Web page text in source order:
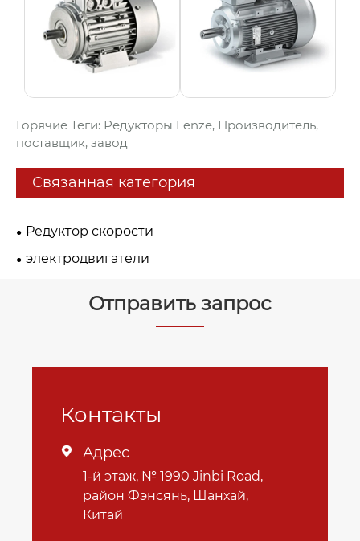
Горячие Теги: Редукторы Lenze, Производитель,
поставщик, завод
Связанная категория
Редуктор скорости
электродвигатели
Отправить запрос
Контакты
 Адрес
1-й этаж, № 1990 Jinbi Road,
район Фэнсянь, Шанхай,
Китай